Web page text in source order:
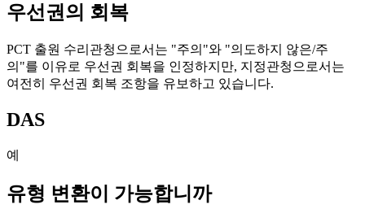
우선권의 회복
PCT 출원 수리관청으로서는 "주의"와 "의도하지 않은/주
의"를 이유로 우선권 회복을 인정하지만, 지정관청으로서는
여전히 우선권 회복 조항을 유보하고 있습니다.
DAS
예
유형 변환이 가능합니까